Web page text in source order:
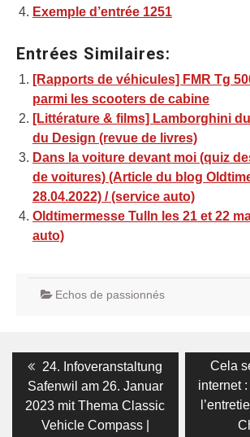
Exemple d’entrée 1251
Entrées Similaires:
[Rapports de véhicules] FMR Tg
parmi les scooters de cabine
[Littérature & films] Lamborghini
du Design (revue de livres)
Dans la voiture devant moi (quiz
de voitures) (Article du blog
28.04.2022) / (service auto)
Oldtimermesse Tulln les 21 et 22
auto)
Echos de passionnés
Navigation
de
l’article
Previous
post:
24. Infoveranstaltung
Safenwil am 26. Januar
2023 mit Thema Classic
Vehicle Compass |
Next
post:
Cela
internet